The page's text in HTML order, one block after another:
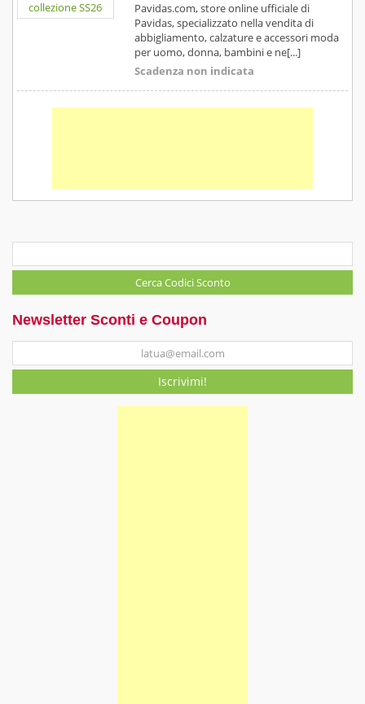
Pavidas.com, store online ufficiale di
Pavidas, specializzato nella vendita di
abbigliamento, calzature e accessori moda
per uomo, donna, bambini e ne[...]
Scadenza non indicata
Newsletter Sconti e Coupon
Iscrivimi!